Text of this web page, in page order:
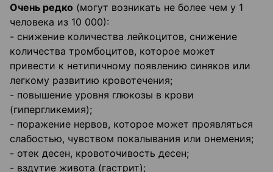
Очень редко (могут возникать не более чем у 1
человека из 10 000):
- снижение количества лейкоцитов, снижение
количества тромбоцитов, которое может
привести к нетипичному появлению синяков или
легкому развитию кровотечения;
- повышение уровня глюкозы в крови
(гипергликемия);
- поражение нервов, которое может проявляться
слабостью, чувством покалывания или онемения;
- отек десен, кровоточивость десен;
- вздутие живота (гастрит);